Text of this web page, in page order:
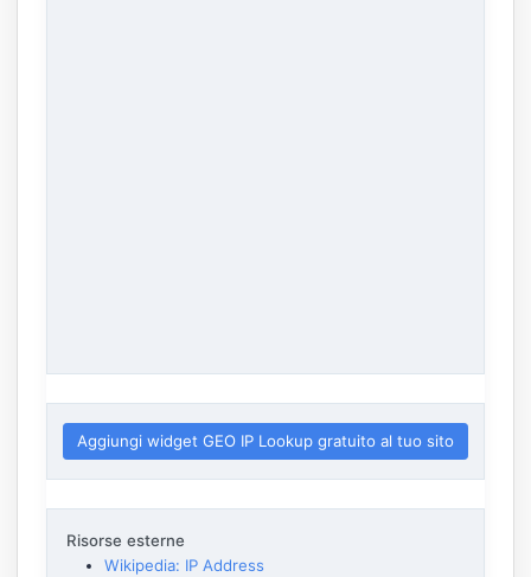
Aggiungi widget GEO IP Lookup gratuito al tuo sito
Risorse esterne
Wikipedia: IP Address